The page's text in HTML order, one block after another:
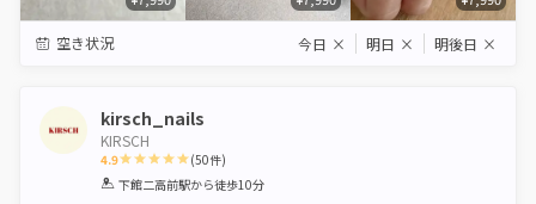
空き状況 今日 × 明日 × 明後日 ×
kirsch_nails
KIRSCH
4.9
1 2 3 4 5
(50件)
下館二高前駅から徒歩10分